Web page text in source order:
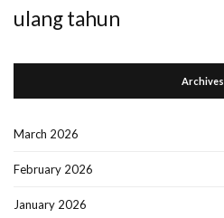
ulang tahun
Archives
March 2026
February 2026
January 2026